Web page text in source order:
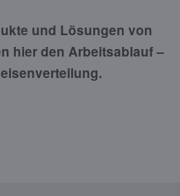
und Lösungen von
hier den Arbeitsablauf –